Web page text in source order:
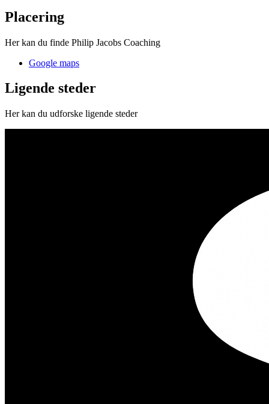
Placering
Her kan du finde Philip Jacobs Coaching
Google maps
Ligende steder
Her kan du udforske ligende steder